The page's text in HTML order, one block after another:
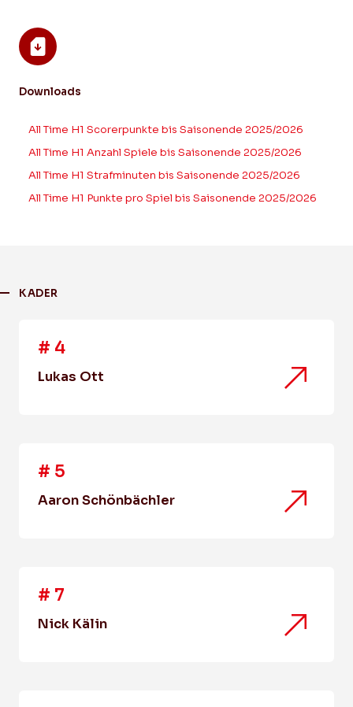
Downloads
All Time H1 Scorerpunkte bis Saisonende 2025/2026
All Time H1 Anzahl Spiele bis Saisonende 2025/2026
All Time H1 Strafminuten bis Saisonende 2025/2026
All Time H1 Punkte pro Spiel bis Saisonende 2025/2026
KADER
# 4
Lukas Ott
# 5
Aaron Schönbächler
# 7
Nick Kälin